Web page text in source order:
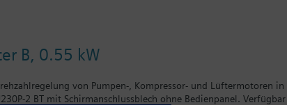
B, 0.55 kW
von Pumpen-, Kompressor- und Lüftermotoren in
2 BT mit Schirmanschlussblech ohne Bedienpanel.